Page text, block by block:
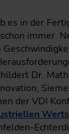
es in der
immer.
Dr.
der VDI